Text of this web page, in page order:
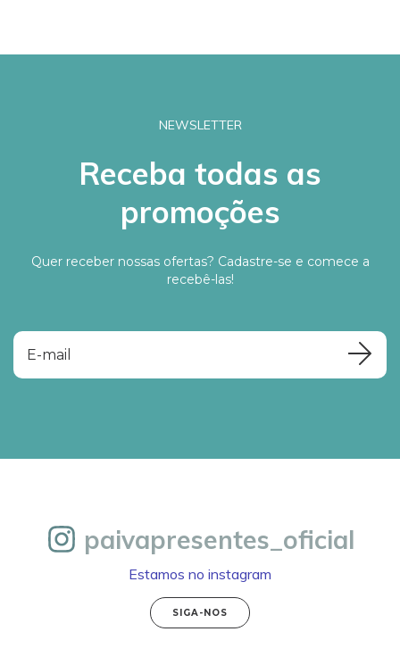
NEWSLETTER
Receba todas as
promoções
Quer receber nossas ofertas? Cadastre-se e comece a
recebê-las!
paivapresentes_oficial
Estamos no instagram
SIGA-NOS